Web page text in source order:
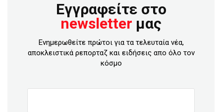
Εγγραφείτε στο
newsletter μας
Ενημερωθείτε πρώτοι για τα τελευταία νέα,
αποκλειστικά ρεπορταζ και ειδήσεις απο όλο τον
κόσμο